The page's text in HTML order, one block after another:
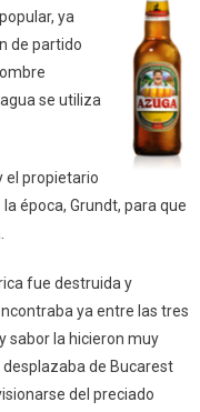
ya
de partido
se utiliza
el propietario
época, Grundt, para que
fue destruida y
ya entre las tres
sabor la hicieron muy
de Bucarest
del preciado